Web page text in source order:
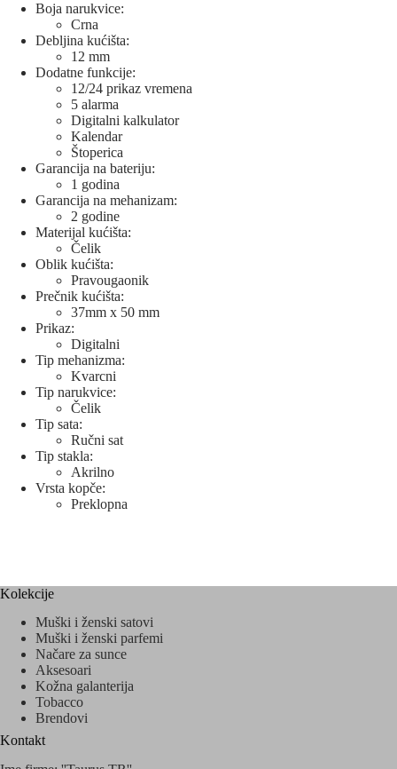
Boja narukvice:
Crna
Debljina kućišta:
12 mm
Dodatne funkcije:
12/24 prikaz vremena
5 alarma
Digitalni kalkulator
Kalendar
Štoperica
Garancija na bateriju:
1 godina
Garancija na mehanizam:
2 godine
Materijal kućišta:
Čelik
Oblik kućišta:
Pravougaonik
Prečnik kućišta:
37mm x 50 mm
Prikaz:
Digitalni
Tip mehanizma:
Kvarcni
Tip narukvice:
Čelik
Tip sata:
Ručni sat
Tip stakla:
Akrilno
Vrsta kopče:
Preklopna
Kolekcije
Muški i ženski satovi
Muški i ženski parfemi
Načare za sunce
Aksesoari
Kožna galanterija
Tobacco
Brendovi
Kontakt